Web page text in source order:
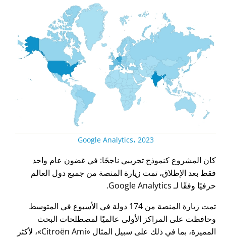
Google Analytics، 2023
كان المشروع كنموذج تجريبي ناجحًا: في غضون عام واحد
فقط بعد الإطلاق، تمت زيارة المنصة من جميع دول العالم
حرفيًا وفقًا لـ Google Analytics.
تمت زيارة المنصة من 174 دولة في الأسبوع في المتوسط
وحافظت على المراكز الأولى عالميًا لمصطلحات البحث
المميزة، بما في ذلك على سبيل المثال
Citroën Ami ، لأكثر